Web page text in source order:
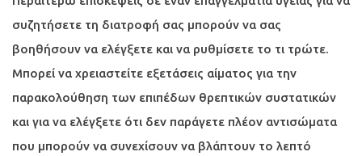
συζητήσετε τη διατροφή σας μπορούν να σας
βοηθήσουν να ελέγξετε και να ρυθμίσετε το τι τρώτε.
Μπορεί να χρειαστείτε εξετάσεις αίματος για την
παρακολούθηση των επιπέδων θρεπτικών συστατικών
και για να ελέγξετε ότι δεν παράγετε πλέον αντισώματα
που μπορούν να συνεχίσουν να βλάπτουν το λεπτό